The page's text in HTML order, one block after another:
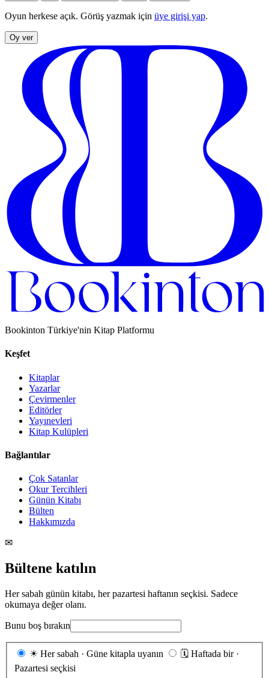
Oyun herkese açık. Görüş yazmak için üye girişi yap.
Oy ver
Bookinton Türkiye'nin Kitap Platformu
Keşfet
Kitaplar
Yazarlar
Çevirmenler
Editörler
Yayınevleri
Kitap Kulüpleri
Bağlantılar
Çok Satanlar
Okur Tercihleri
Günün Kitabı
Bülten
Hakkımızda
✉
Bültene katılın
Her sabah günün kitabı, her pazartesi haftanın seçkisi. Sadece
okumaya değer olanı.
Bunu boş bırakın
Gönderim
☀ Her sabah · Güne kitapla uyanın 🗓 Haftada bir ·
Pazartesi seçkisi